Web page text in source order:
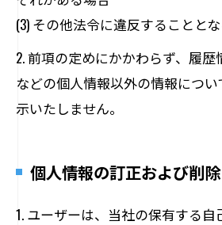
(3) その他法令に違反することと
2. 前項の定めにかかわらず、履
などの個人情報以外の情報につ
示いたしません。
個人情報の訂正および削除
1. ユーザーは、当社の保有する